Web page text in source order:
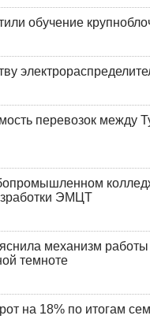
обучение
перевозок между
ЭМЦТ
механизм работы
темноте
на 18% по итогам